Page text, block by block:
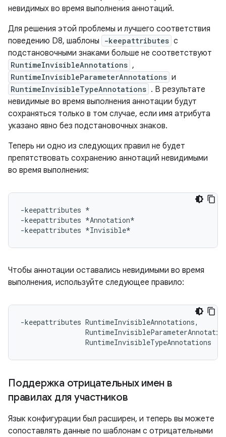
невидимых во время выполнения аннотаций.
Для решения этой проблемы и лучшего соответствия
поведению D8, шаблоны
-keepattributes с
подстановочными знаками больше не соответствуют
RuntimeInvisibleAnnotations ,
RuntimeInvisibleParameterAnnotations и
RuntimeInvisibleTypeAnnotations . В результате
невидимые во время выполнения аннотации будут
сохраняться только в том случае, если имя атрибута
указано явно без подстановочных знаков.
Теперь ни одно из следующих правил не будет
препятствовать сохранению аннотаций невидимыми
во время выполнения:
-keepattributes *
-keepattributes *Annotation*
Чтобы аннотации оставались невидимыми во время
выполнения, используйте следующее правило:
-keepattributes RuntimeInvisibleAnnotations,
Поддержка отрицательных имен в
правилах для участников
Язык конфигурации был расширен, и теперь вы можете
сопоставлять данные по шаблонам с отрицательными